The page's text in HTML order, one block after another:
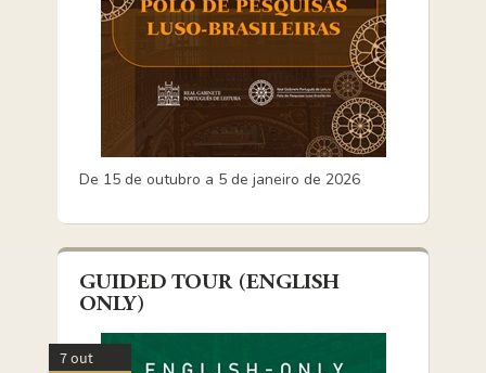
De 15 de outubro a 5 de janeiro de 2026
GUIDED TOUR (ENGLISH
ONLY)
7 out